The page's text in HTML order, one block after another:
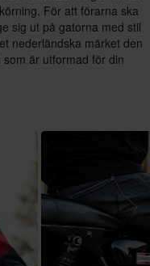
För att förarna ska
sig ut på gatorna med stil
nederländska märket den
är utformad för din